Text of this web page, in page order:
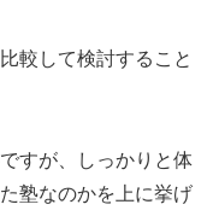
較して検討すること
すが、
しっかりと体
塾なのかを上に挙げ